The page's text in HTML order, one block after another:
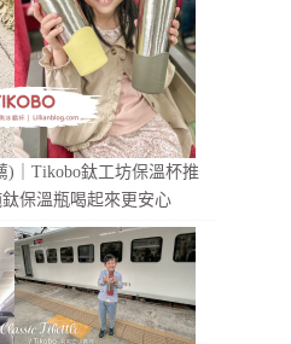
)｜Tikobo鈦工坊保溫杯推
保溫瓶喝起來更安心